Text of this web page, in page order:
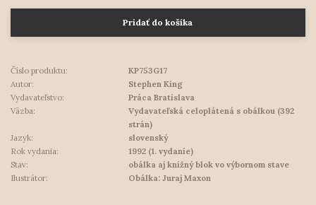
Pridať do košíka
Číslo produktu:
KP753G17
Autor:
Stephen King
Vydavateľstvo:
Práca Bratislava
Väzba:
Vydavateľská celoplátená s obálkou (392
strán)
Jazyk:
slovenský
Rok vydania:
1992 (1. vydanie)
Stav:
obálka aj knižný blok vo výbornom stave
Ilustrátor:
Obálka: Juraj Maxon